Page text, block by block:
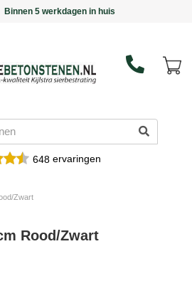
5 werkdagen in huis
648ervaringen
Zwart
Rood/Zwart